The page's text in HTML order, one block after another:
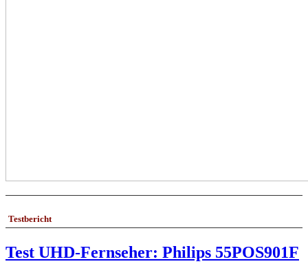
Testbericht
Test UHD-Fernseher: Philips 55POS901F